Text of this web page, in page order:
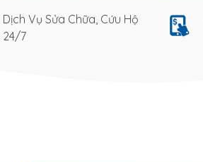
Dịch Vụ Sửa Chữa, Cứu Hộ
24/7